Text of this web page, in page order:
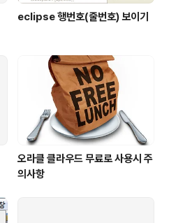
eclipse 행번호(줄번호) 보이기
오라클 클라우드 무료로 사용시 주
의사항